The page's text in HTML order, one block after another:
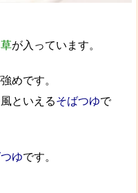
が入っています。
めです。
といえるそばつゆで
ゆです。